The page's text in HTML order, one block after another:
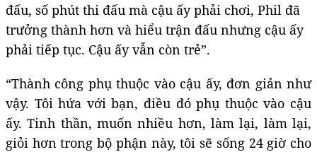
đấu, số phút thi đấu mà cậu ấy phải chơi, Phil đã
trưởng thành hơn và hiểu trận đấu nhưng cậu ấy
phải tiếp tục. Cậu ấy vẫn còn trẻ”.
“Thành công phụ thuộc vào cậu ấy, đơn giản như
vậy. Tôi hứa với bạn, điều đó phụ thuộc vào cậu
ấy. Tinh thần, muốn nhiều hơn, làm lại, làm lại,
giỏi hơn trong bộ phận này, tôi sẽ sống 24 giờ cho